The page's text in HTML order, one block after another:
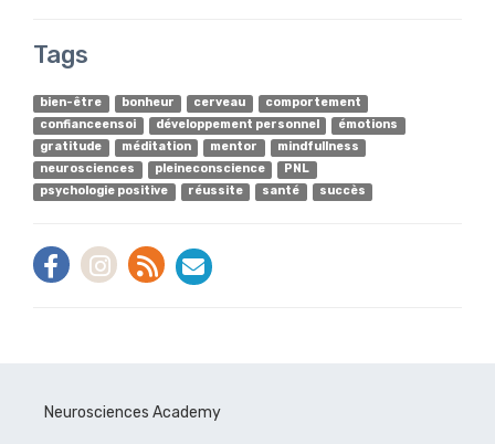
Tags
bien-être bonheur cerveau
comportement
confianceensoi
développement personnel
émotions
gratitude
méditation mentor
mindfullness
neurosciences
pleineconscience
PNL
psychologie positive
réussite santé succès
Neurosciences Academy